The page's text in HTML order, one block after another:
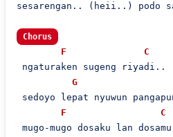
sesarengan.. (heii..) podo
Chorus
F
C
ngaturaken sugeng riyadi..
G
sedoyo lepat nyuwun
F
C
mugo-mugo dosaku lan